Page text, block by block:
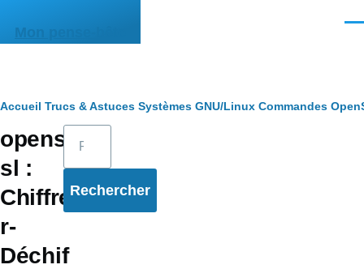
Mon pense-bête
Fil
d'Ariane
Accueil Trucs & Astuces Systèmes GNU/Linux Commandes
opens
sl :
Chiffre
r-
Déchif
Rechercher